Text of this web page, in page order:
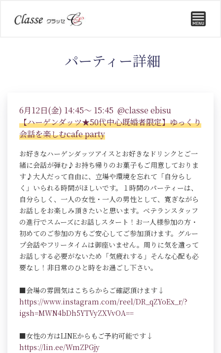
パーティー詳細
6月12日(金) 14:45～ 15:45 @classe ebisu
【ハーゲンダッツ★50代中心既婚者限定】ゆっくり
会話を楽しむcafe party
お好きなハーゲンダッツアイスとお好きなドリンクとご一
緒に会話が弾む♪お持ち帰りのお菓子もご用意しておりま
す♪大人だって自由に、立場や環境を忘れて「自分らし
く」いられる時間がほしいです。１時間のパーティーは、
自分らしく、一人の女性・一人の男性として、寛ぎながら
お話しをお楽しみ頂きたいと思います。ベテランスタッフ
の進行でスムーズにお話しスタート！お一人様参加の方・
初めてのご参加の方もご安心してご参加頂けます。グルー
プ会話やフリータイムは御座いません。周りに気を遣って
お話しする必要がないため「気疲れする」そんな心配も必
要なし！非日常のひと時をお過ごし下さい。
■会場の雰囲気はこちらからご確認頂けます↓
https://www.instagram.com/reel/DR_qZYoEx_r/?
igsh=MWN4bDh5YTVyZXVvOA==
■女性の方はLINEからもご予約可能です↓
https://lin.ee/WmZPGjy